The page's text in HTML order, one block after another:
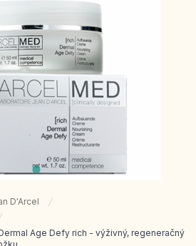
D'Arcel
Age Defy rich - výživný, regeneračný